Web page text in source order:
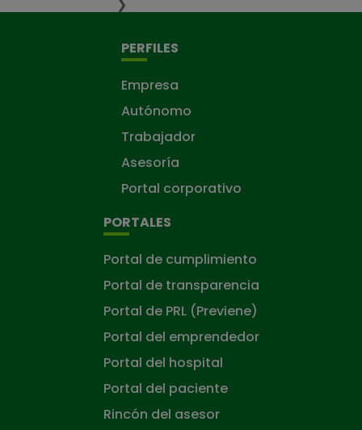
❯
PERFILES
Empresa
Autónomo
Trabajador
Asesoría
Portal corporativo
PORTALES
Portal de cumplimiento
Portal de transparencia
Portal de PRL (Previene)
Portal del emprendedor
Portal del hospital
Portal del paciente
Rincón del asesor